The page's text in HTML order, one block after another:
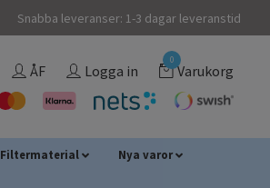
Snabba leveranser: 1-3 dagar leveranstid
ÅF Logga in
0
Varukorg
Filtermaterial Nya varor